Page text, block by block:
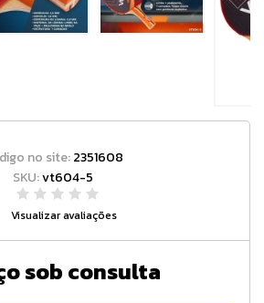
no site:2351608
SKU:vt604-5
Visualizar avaliações
sob consulta